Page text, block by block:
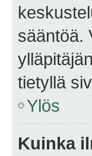
sääntöä.
tietyllä
Ylös
Kuinka